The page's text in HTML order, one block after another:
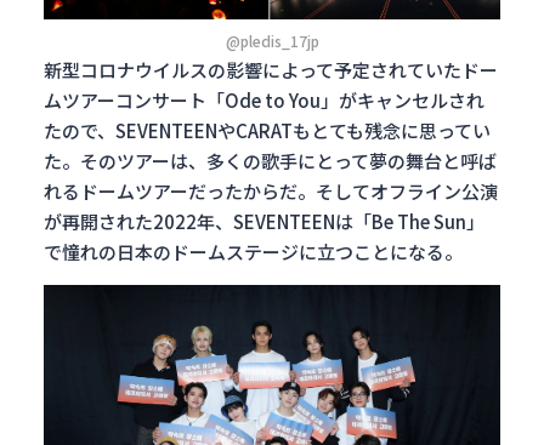
@pledis_17jp
新型コロナウイルスの影響によって予定されていたドー
ムツアーコンサート「Ode to You」がキャンセルされ
たので、SEVENTEENやCARATもとても残念に思ってい
た。そのツアーは、多くの歌手にとって夢の舞台と呼ば
れるドームツアーだったからだ。そしてオフライン公演
が再開された2022年、SEVENTEENは「Be The Sun」
で憧れの日本のドームステージに立つことになる。